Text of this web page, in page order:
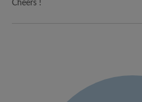
Cheers !